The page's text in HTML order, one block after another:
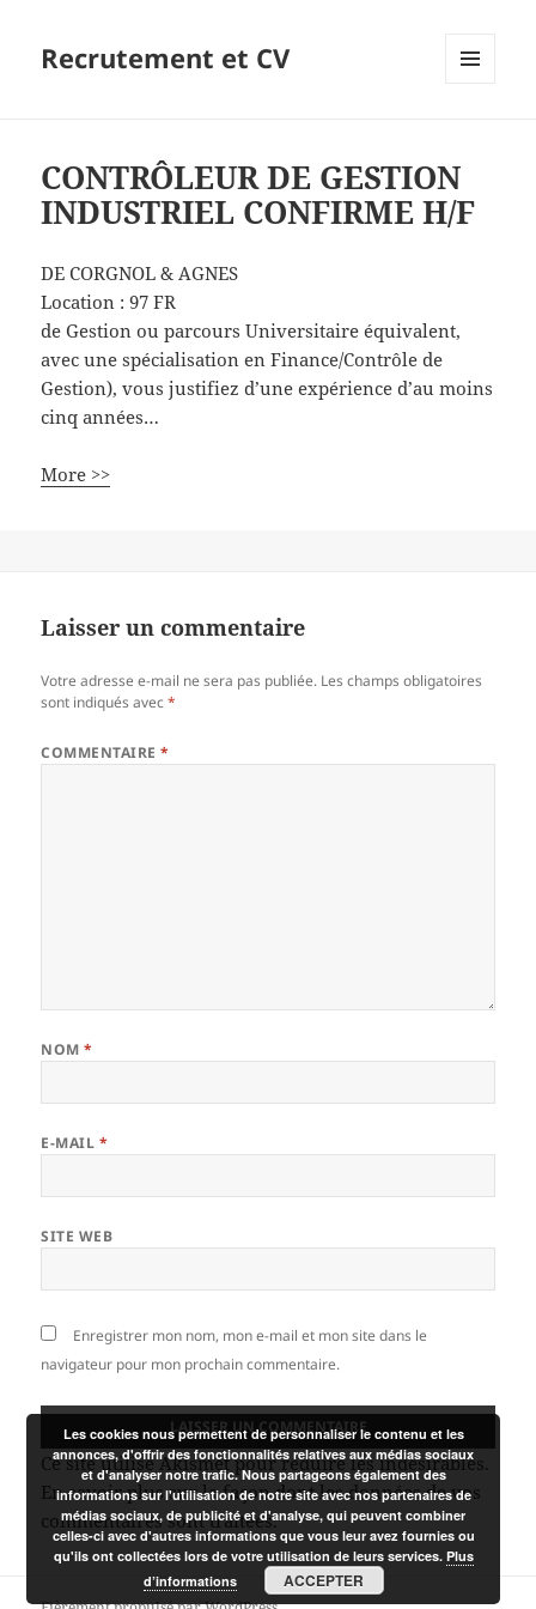
Recrutement et CV
CONTRÔLEUR DE GESTION
INDUSTRIEL CONFIRME H/F
DE CORGNOL & AGNES
Location :97 FR
de Gestion ou parcours Universitaire équivalent,
avec une spécialisation en Finance/Contrôle de
Gestion), vous justifiez d’une expérience d’au moins
cinq années…
More >>
Laisser un commentaire
Votre adresse e-mail ne sera pas publiée. Les champs obligatoires
sont indiqués avec*
COMMENTAIRE*
NOM*
E-MAIL *
SITE WEB
Enregistrer mon nom, mon e-mail et mon site dans le
navigateur pour mon prochain commentaire.
Ce site utilise Akismet pour réduire les indésirables.
En savoir plus sur la façon dont les données de vos
commentaires sont traitées.
Les cookies nous permettent de personnaliser le contenu et les
annonces, d'offrir des fonctionnalités relatives aux médias sociaux
et d'analyser notre trafic. Nous partageons également des
informations sur l'utilisation de notre site avec nos partenaires de
médias sociaux, de publicité et d'analyse, qui peuvent combiner
celles-ci avec d'autres informations que vous leur avez fournies ou
qu'ils ont collectées lors de votre utilisation de leurs services. Plus
d’informations
ACCEPTER